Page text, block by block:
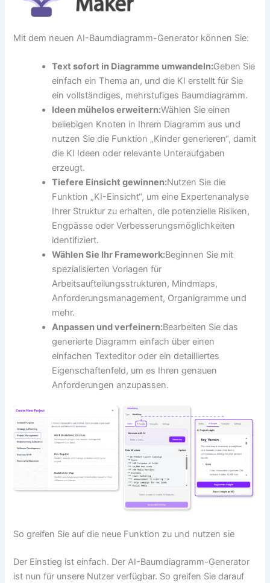
Mit dem neuen AI-Baumdiagramm-Generator können Sie:
Text sofort in Diagramme umwandeln:Geben Sie
einfach ein Thema an, und die KI erstellt für Sie
ein vollständiges, mehrstufiges Baumdiagramm.
Ideen mühelos erweitern:Wählen Sie einen
beliebigen Knoten in Ihrem Diagramm aus und
nutzen Sie die Funktion „Kinder generieren“, damit
die KI Ideen oder relevante Unteraufgaben
erzeugt.
Tiefere Einsicht gewinnen:Nutzen Sie die
Funktion „KI-Einsicht“, um eine Expertenanalyse
Ihrer Struktur zu erhalten, die potenzielle Risiken,
Engpässe oder Verbesserungsmöglichkeiten
identifiziert.
Wählen Sie Ihr Framework:Beginnen Sie mit
spezialisierten Vorlagen für
Arbeitsaufteilungsstrukturen, Mindmaps,
Anforderungsmanagement, Organigramme und
mehr.
Anpassen und verfeinern:Bearbeiten Sie das
generierte Diagramm einfach über einen
einfachen Texteditor oder ein detailliertes
Eigenschaftenfeld, um es Ihren genauen
Anforderungen anzupassen.
So greifen Sie auf die neue Funktion zu und nutzen sie
Der Einstieg ist einfach. Der AI-Baumdiagramm-Generator
ist nun für unsere Nutzer verfügbar. So greifen Sie darauf